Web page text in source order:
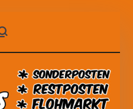
Sparfuchs
– Kassel